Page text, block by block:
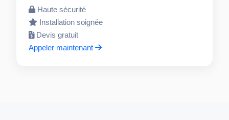
Haute sécurité
Installation soignée
Devis gratuit
Appeler maintenant